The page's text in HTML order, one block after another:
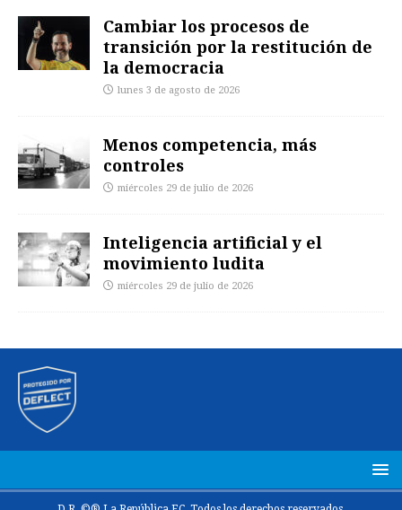
Cambiar los procesos de
transición por la restitución de
la democracia
lunes 3 de agosto de 2026
Menos competencia, más
controles
miércoles 29 de julio de 2026
Inteligencia artificial y el
movimiento ludita
miércoles 29 de julio de 2026